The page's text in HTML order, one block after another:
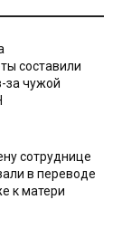
составили
за чужой
сотруднице
в переводе
к матери